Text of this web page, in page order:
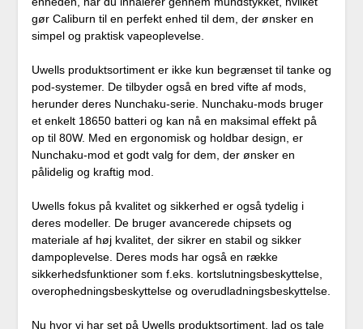
gør Caliburn til en perfekt enhed til dem, der ønsker en
simpel og praktisk vapeoplevelse.
Uwells produktsortiment er ikke kun begrænset til tanke og
pod-systemer. De tilbyder også en bred vifte af mods,
herunder deres Nunchaku-serie. Nunchaku-mods bruger
et enkelt 18650 batteri og kan nå en maksimal effekt på
op til 80W. Med en ergonomisk og holdbar design, er
Nunchaku-mod et godt valg for dem, der ønsker en
pålidelig og kraftig mod.
Uwells fokus på kvalitet og sikkerhed er også tydelig i
deres modeller. De bruger avancerede chipsets og
materiale af høj kvalitet, der sikrer en stabil og sikker
dampoplevelse. Deres mods har også en række
sikkerhedsfunktioner som f.eks. kortslutningsbeskyttelse,
overophedningsbeskyttelse og overudladningsbeskyttelse.
Nu hvor vi har set på Uwells produktsortiment, lad os tale